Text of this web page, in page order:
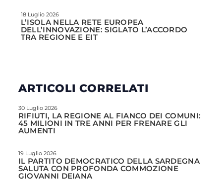
18 Luglio 2026
L’ISOLA NELLA RETE EUROPEA
DELL’INNOVAZIONE: SIGLATO L’ACCORDO
TRA REGIONE E EIT
ARTICOLI CORRELATI
30 Luglio 2026
RIFIUTI, LA REGIONE AL FIANCO DEI COMUNI:
45 MILIONI IN TRE ANNI PER FRENARE GLI
AUMENTI
19 Luglio 2026
IL PARTITO DEMOCRATICO DELLA SARDEGNA
SALUTA CON PROFONDA COMMOZIONE
GIOVANNI DEIANA